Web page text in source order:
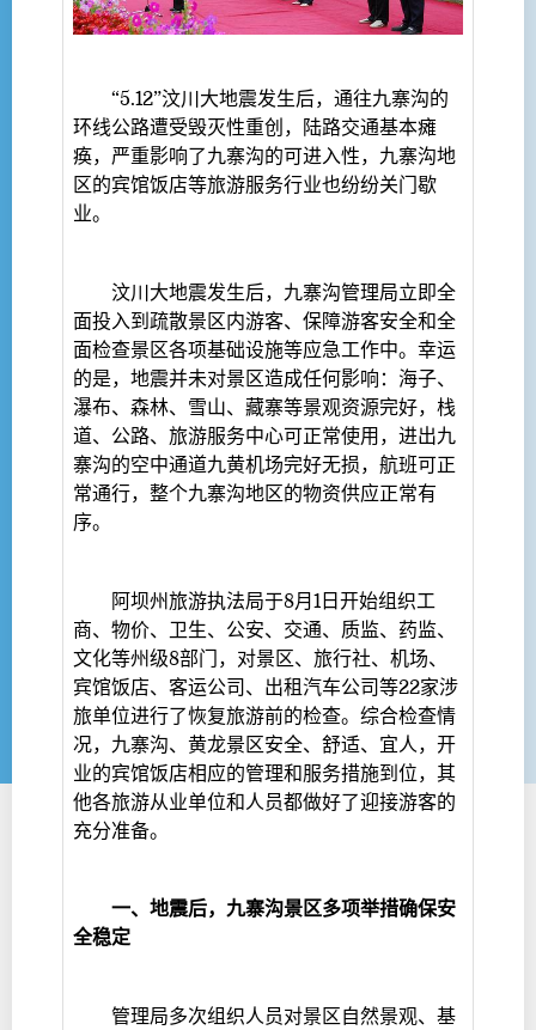
“5.12”汶川大地震发生后，通往九寨沟的
环线公路遭受毁灭性重创，陆路交通基本瘫
痪，严重影响了九寨沟的可进入性，九寨沟地
区的宾馆饭店等旅游服务行业也纷纷关门歇
业。
汶川大地震发生后，九寨沟管理局立即全
面投入到疏散景区内游客、保障游客安全和全
面检查景区各项基础设施等应急工作中。幸运
的是，地震并未对景区造成任何影响：海子、
瀑布、森林、雪山、藏寨等景观资源完好，栈
道、公路、旅游服务中心可正常使用，进出九
寨沟的空中通道九黄机场完好无损，航班可正
常通行，整个九寨沟地区的物资供应正常有
序。
阿坝州旅游执法局于8月1日开始组织工
商、物价、卫生、公安、交通、质监、药监、
文化等州级8部门，对景区、旅行社、机场、
宾馆饭店、客运公司、出租汽车公司等22家涉
旅单位进行了恢复旅游前的检查。综合检查情
况，九寨沟、黄龙景区安全、舒适、宜人，开
业的宾馆饭店相应的管理和服务措施到位，其
他各旅游从业单位和人员都做好了迎接游客的
充分准备。
一、地震后，九寨沟景区多项举措确保安
全稳定
管理局多次组织人员对景区自然景观、基